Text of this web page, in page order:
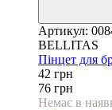
Артикул:
BELLITAS
Пінцет для
42 грн
76 грн
Немає в